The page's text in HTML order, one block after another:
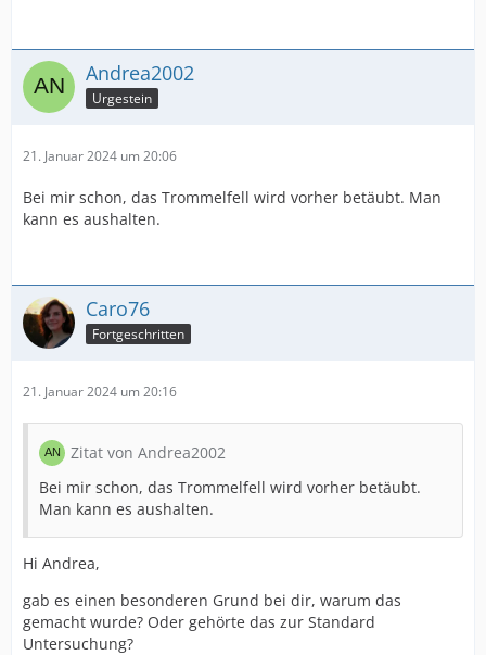
Andrea2002
Urgestein
21. Januar 2024 um 20:06
Bei mir schon, das Trommelfell wird vorher betäubt. Man
kann es aushalten.
Caro76
Fortgeschritten
21. Januar 2024 um 20:16
Zitat von Andrea2002
Bei mir schon, das Trommelfell wird vorher betäubt.
Man kann es aushalten.
Hi Andrea,
gab es einen besonderen Grund bei dir, warum das
gemacht wurde? Oder gehörte das zur Standard
Untersuchung?